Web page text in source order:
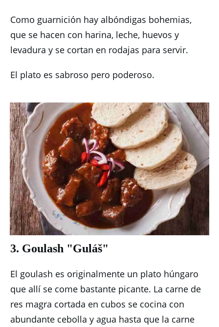
Como guarnición hay albóndigas bohemias,
que se hacen con harina, leche, huevos y
levadura y se cortan en rodajas para servir.
El plato es sabroso pero poderoso.
3. Goulash "Guláš"
El goulash es originalmente un plato húngaro
que allí se come bastante picante. La carne de
res magra cortada en cubos se cocina con
abundante cebolla y agua hasta que la carne